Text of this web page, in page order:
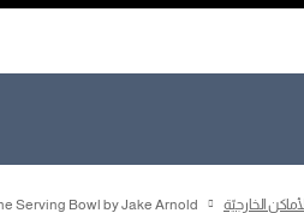
الخارجيّة Serving Bowl by Jake Arnold